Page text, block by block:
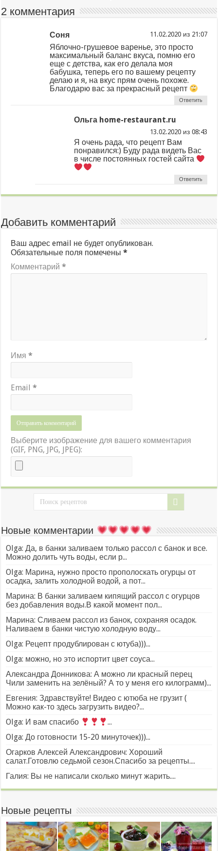
2 комментария
Соня из
Яблочно-грушевое варенье, это просто
максимальный баланс вкуса, помню его
еще с детства, как его делала моя
бабушка, теперь его по вашему рецепту
делаю и я, на вкус прям очень похоже.
Благодарю вас за прекрасный рецепт
Ответить
Ольга home-restaurant.ru
из
Я очень рада, что рецепт Вам
понравился:) Буду рада видеть Вас
в числе постоянных гостей сайта
Ответить
Добавить комментарий
Ваш адрес email не будет опубликован.
Обязательные поля помечены*
Комментарий*
Имя*
Email*
Выберите изображение для вашего комментария
(GIF, PNG, JPG, JPEG):
Новые комментарии
Olga: Да, в банки заливаем только рассол с банок и все.
Можно долить чуть воды, если р...
Olga: Марина, нужно просто прополоскать огурцы от
осадка, залить холодной водой, а пот...
Марина: В банки заливаем кипящий рассол с огурцов
без добавления воды.В какой момент пол...
Марина: Сливаем рассол из банок, сохраняя осадок.
Наливаем в банки чистую холодную воду...
Olga: Рецепт продублирован с ютуба)))...
Olga: можно, но это испортит цвет соуса...
Александра Донникова: А можно ли красный перец
Чили заменить на зелёный? А то у меня его килограмм)...
Евгения: Здравствуйте! Видео с ютюба не грузит (
Можно как-то здесь загрузить видео?...
Olga: И вам спасибо
...
Olga: До готовности 15-20 минуточек)))...
Огарков Алексей Александрович: Хороший
салат.Готовлю седьмой сезон.Спасибо за рецепты....
Галия: Вы не написали сколько минут жарить....
Новые рецепты